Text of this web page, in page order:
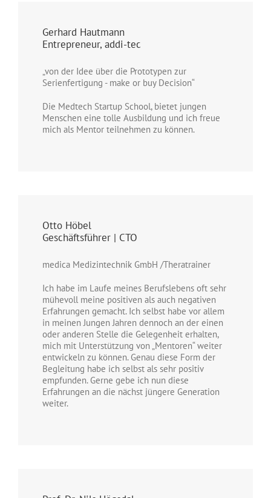
Gerhard Hautmann
Entrepreneur, addi-tec
„von der Idee über die Prototypen zur
Serienfertigung - make or buy Decision“
Die Medtech Startup School, bietet jungen
Menschen eine tolle Ausbildung und ich freue
mich als Mentor teilnehmen zu können.
Otto Höbel
Geschäftsführer | CTO
medica Medizintechnik GmbH /Theratrainer
Ich habe im Laufe meines Berufslebens oft sehr
mühevoll meine positiven als auch negativen
Erfahrungen gemacht. Ich selbst habe vor allem
in meinen Jungen Jahren dennoch an der einen
oder anderen Stelle die Gelegenheit erhalten,
mich mit Unterstützung von „Mentoren“ weiter
entwickeln zu können. Genau diese Form der
Begleitung habe ich selbst als sehr positiv
empfunden. Gerne gebe ich nun diese
Erfahrungen an die nächst jüngere Generation
weiter.